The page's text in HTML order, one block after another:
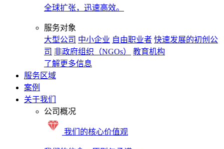
全球扩张，迅速高效。
服务对象
大型公司 中小企业 自由职业者 快速发展的初创公
司 非政府组织（NGOs）
教育机构
了解更多信息
服务区域
案例
关于我们
公司概况
我们的核心价值观